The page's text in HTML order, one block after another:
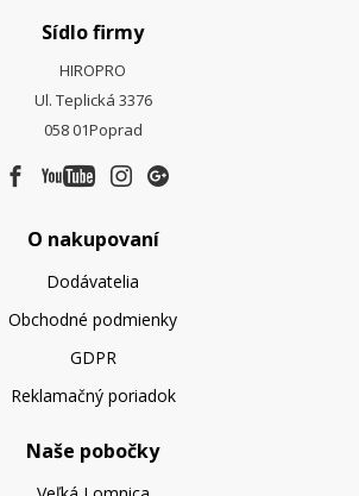
Sídlo firmy
HIROPRO
Ul. Teplická 3376
058 01Poprad
O nakupovaní
Dodávatelia
Obchodné podmienky
GDPR
Reklamačný poriadok
Naše pobočky